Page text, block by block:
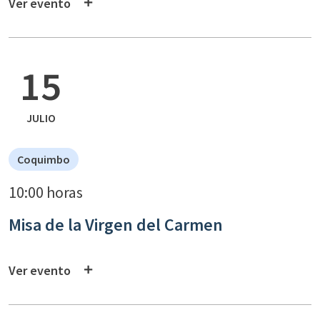
15
JULIO
Coquimbo
10:00 horas
Misa de la Virgen del Carmen
Ver evento